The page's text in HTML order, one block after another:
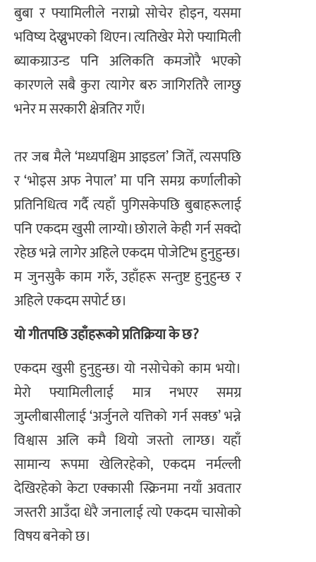
बुबा र फ्यामिलीले नराम्रो सोचेर होइन, यसमा
भविष्य देख्नुभएको थिएन। त्यतिखेर मेरो फ्यामिली
ब्याकग्राउन्ड पनि अलिकति कमजोरै भएको
कारणले सबै कुरा त्यागेर बरु जागिरतिरै लाग्छु
भनेर म सरकारी क्षेत्रतिर गएँ।
तर जब मैले ‘मध्यपश्चिम आइडल’ जितेँ, त्यसपछि
र ‘भोइस अफ नेपाल’ मा पनि समग्र कर्णालीको
प्रतिनिधित्व गर्दै त्यहाँ पुगिसकेपछि बुबाहरूलाई
पनि एकदम खुसी लाग्यो। छोराले केही गर्न सक्दो
रहेछ भन्ने लागेर अहिले एकदम पोजेटिभ हुनुहुन्छ।
म जुनसुकै काम गरुँ, उहाँहरू सन्तुष्ट हुनुहुन्छ र
अहिले एकदम सपोर्ट छ।
​यो गीतपछि उहाँहरूको प्रतिक्रिया के छ?
एकदम खुसी हुनुहुन्छ। यो नसोचेको काम भयो।
मेरो फ्यामिलीलाई मात्र नभएर समग्र
जुम्लीबासीलाई ‘अर्जुनले यत्तिको गर्न सक्छ’ भन्ने
विश्वास अलि कमै थियो जस्तो लाग्छ। यहाँ
सामान्य रूपमा खेलिरहेको, एकदम नर्मल्ली
देखिरहेको केटा एक्कासी स्क्रिनमा नयाँ अवतार
जस्तरी आउँदा धेरै जनालाई त्यो एकदम चासोको
विषय बनेको छ।